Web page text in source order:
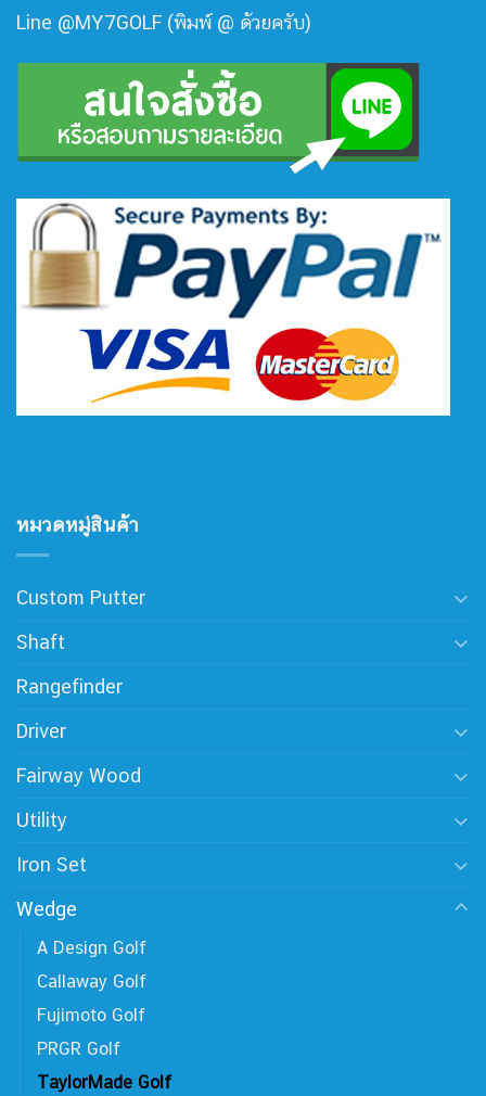
Line @MY7GOLF (พิมพ์ @ ด้วยครับ)
หมวดหมู่สินค้า
Custom Putter
Shaft
Rangefinder
Driver
Fairway Wood
Utility
Iron Set
Wedge
A Design Golf
Callaway Golf
Fujimoto Golf
PRGR Golf
TaylorMade Golf